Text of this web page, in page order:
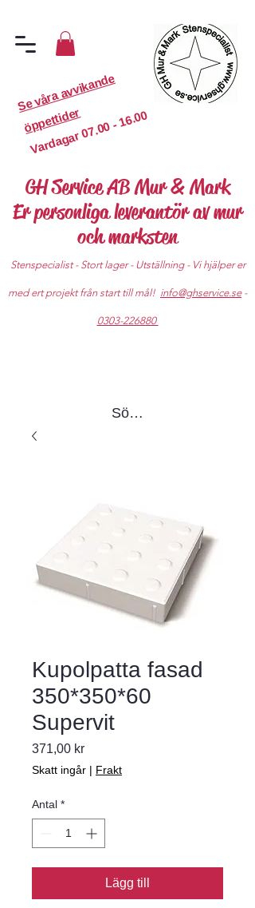
S
e
v
år
a
a
v
vi
k
a
n
d
e
ö
p
p
etti
d
er
Vardagar
07.00 - 16.00
GH Service AB Mur & Mark
Er personliga leverantör av mur
och marksten
Stenspecialist - Stort lager - Utställning - Vi hjälper er
med ert projekt från start till mål! info@ghservice.se-
0303-226880
Sök produkter
Kupolpatta fasad
350*350*60
Supervit
371,00 krPris
Skatt ingår | Frakt
Antal *
Lägg till